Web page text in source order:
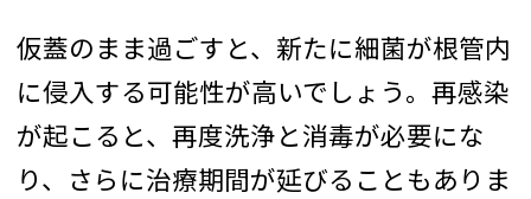
仮蓋のまま過ごすと、新たに細菌が根管内
に侵入する可能性が高いでしょう。再感染
が起こると、再度洗浄と消毒が必要にな
り、さらに治療期間が延びることもありま